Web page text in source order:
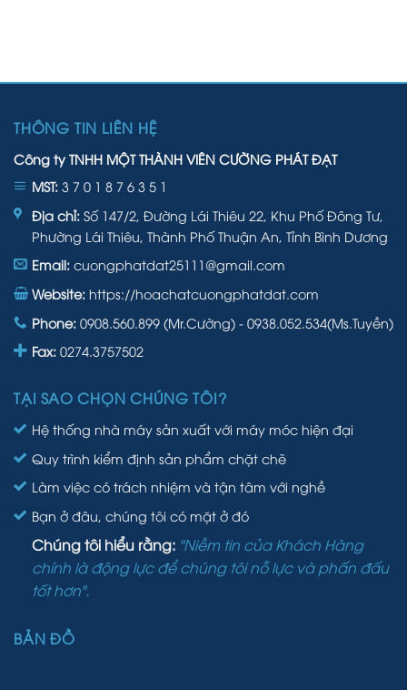
THÔNG TIN LIÊN HỆ
Công ty TNHH MỘT THÀNH VIÊN CƯỜNG PHÁT ĐẠT
MST: 3 7 0 1 8 7 6 3 5 1
Địa chỉ: Số 147/2, Đường Lái Thiêu 22, Khu Phố Đông Tư,
Phường Lái Thiêu, Thành Phố Thuận An, Tỉnh Bình Dương
Email: cuongphatdat25111@gmail.com
Website: https://hoachatcuongphatdat.com
Phone: 0908.560.899 (Mr.Cường) - 0938.052.534(Ms.Tuyền)
Fax: 0274.3757502
TẠI SAO CHỌN CHÚNG TÔI?
Hệ thống nhà máy sản xuất với máy móc hiện đại
Quy trình kiểm định sản phẩm chặt chẽ
Làm việc có trách nhiệm và tận tâm với nghề
Bạn ở đâu, chúng tôi có mặt ở đó
Chúng tôi hiểu rằng: "Niềm tin của Khách Hàng
chính là động lực để chúng tôi nỗ lực và phấn đấu
tốt hơn".
BẢN ĐỒ